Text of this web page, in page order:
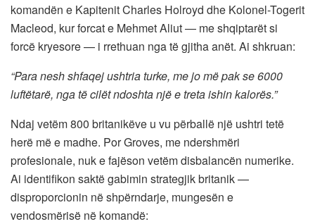
komandën e Kapitenit Charles Holroyd dhe Kolonel-Togerit
Macleod, kur forcat e Mehmet Aliut — me shqiptarët si
forcë kryesore — i rrethuan nga të gjitha anët. Ai shkruan:
“Para nesh shfaqej ushtria turke, me jo më pak se 6000
luftëtarë, nga të cilët ndoshta një e treta ishin kalorës.”
Ndaj vetëm 800 britanikëve u vu përballë një ushtri tetë
herë më e madhe. Por Groves, me ndershmëri
profesionale, nuk e fajëson vetëm disbalancën numerike.
Ai identifikon saktë gabimin strategjik britanik —
disproporcionin në shpërndarje, mungesën e
vendosmërisë në komandë: